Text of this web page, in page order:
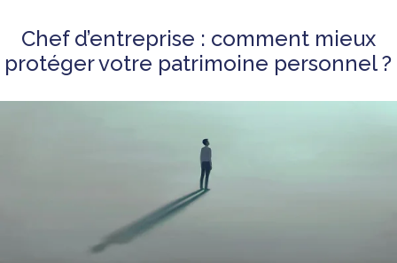
Chef d’entreprise : comment mieux
protéger votre patrimoine personnel ?